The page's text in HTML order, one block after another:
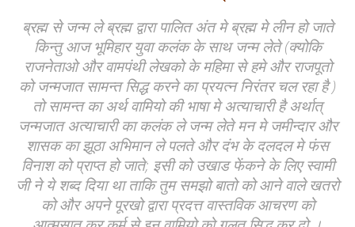
ब्रह्म से जन्म ले ब्रह्म द्वारा पालित अंत मे ब्रह्म मे लीन हो जाते
किन्तु आज भूमिहार युवा कलंक के साथ जन्म लेते (क्योकि
राजनेताओ और वामपंथी लेखको के महिमा से हमे और राजपूतो
को जन्मजात सामन्त सिद्ध करने का प्रयत्न निरंतर चल रहा है )
तो सामन्त का अर्थ वामियो की भाषा मे अत्याचारी है अर्थात्
जन्मजात अत्याचारी का कलंक ले जन्म लेते मन मे जमीन्दार और
शासक का झूठा अभिमान ले पलते और दंभ के दलदल मे फंस
विनाश को प्राप्त हो जाते; इसी को उखाड फेंकने के लिए स्वामी
जी ने ये शब्द दिया था ताकि तुम समझो बातो को आने वाले खतरो
को और अपने पूरखो द्वारा प्रदत्त वास्तविक आचरण को